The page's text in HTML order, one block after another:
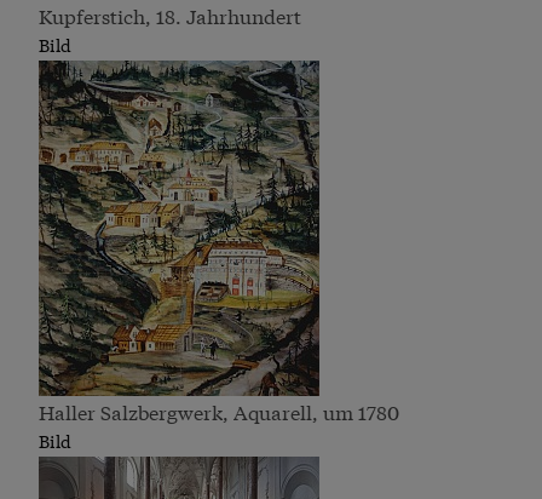
Kupferstich, 18. Jahrhundert
Bild
Haller Salzbergwerk, Aquarell, um 1780
Bild